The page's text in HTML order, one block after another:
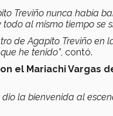
Treviño nunca había
todo al mismo tiempo se
de Agapito Treviño en
he tenido”, contó.
el Mariachi Vargas
dio la bienvenida al